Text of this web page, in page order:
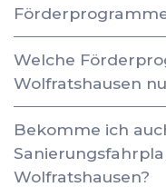
Welche
Wolfratshausen
Bekomme ich
Wolfratshausen?